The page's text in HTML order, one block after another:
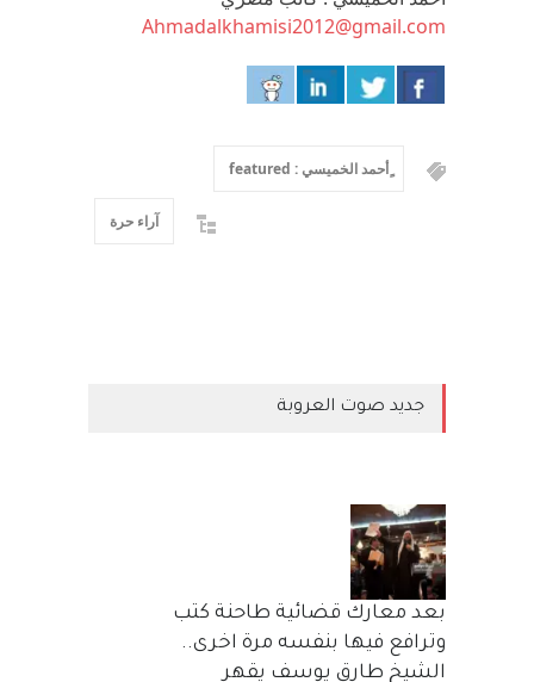
Ahmadalkhamisi2012@gmail.com
ٍأحمد الخميسي : featured
آراء حرة
جديد صوت العروبة
بعد معارك قضائية طاحنة كتب
وترافع فيها بنفسه مرة اخرى..
الشيخ طارق يوسف يقهر